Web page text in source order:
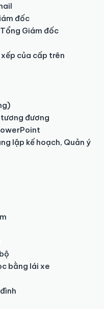
đốc
Giám đốc
của cấp trên
tương đương
lập kế hoạch, Quản ý
bằng lái xe